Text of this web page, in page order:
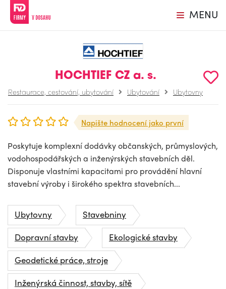
MENU
HOCHTIEF CZ a. s.
Restaurace, cestování, ubytování Ubytování Ubytovny
Napište hodnocení jako první
Poskytuje komplexní dodávky občanských, průmyslových,
vodohospodářských a inženýrských stavebních děl.
Disponuje vlastními kapacitami pro provádění hlavní
stavební výroby i širokého spektra stavebních...
Ubytovny
Stavebniny
Dopravní stavby
Ekologické stavby
Geodetické práce, stroje
Inženýrská činnost, stavby, sítě